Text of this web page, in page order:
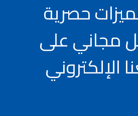
حصرية
مجاني على
الإلكتروني